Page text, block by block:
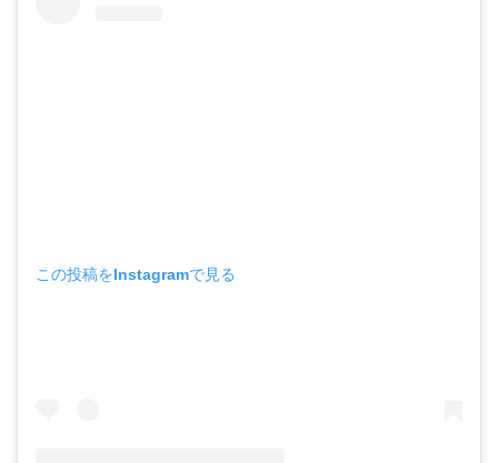
この投稿をInstagramで見る